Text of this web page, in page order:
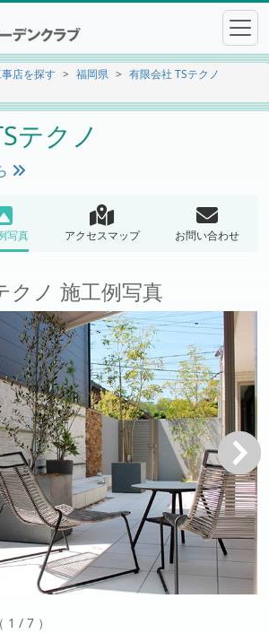
店を探す 福岡県
有限会社 TSテクノ
テクノ
写真 アクセスマップ お問い合わせ
クノ 施工例写真
次へ
（ 1 / 7 ）